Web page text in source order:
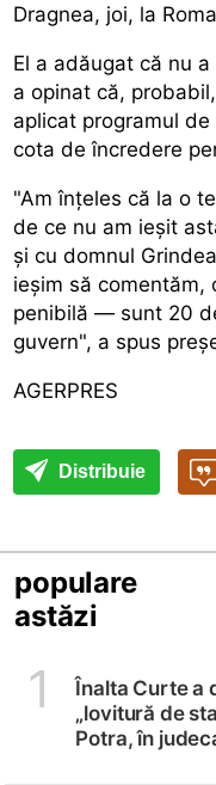
Dragnea, joi, la
El a adăugat că nu
a opinat că,
aplicat programul
cota de încredere
"Am înțeles că la o
de ce nu am ieșit
și cu domnul
ieșim să comentăm,
penibilă — sunt 20
guvern", a spus
AGERPRES
Distribuie
populare
astăzi
1
Înalta Curte a
„lovitură de
Potra, în